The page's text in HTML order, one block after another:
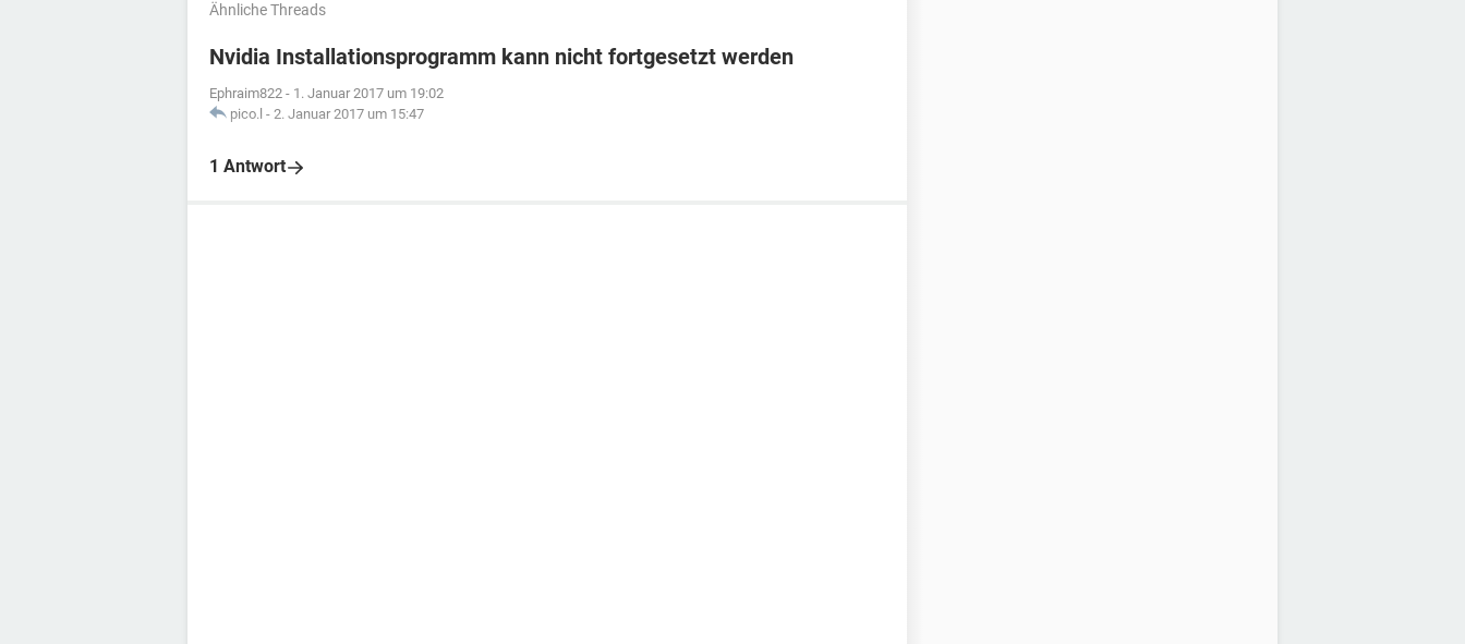
Ähnliche Threads
Nvidia Installationsprogramm kann nicht fortgesetzt werden
Ephraim822 - 1. Januar 2017 um 19:02
pico.l - 2. Januar 2017 um 15:47
1 Antwort